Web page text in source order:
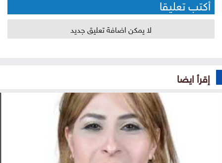
أكتب تعليقا
لا يمكن اضافة تعليق جديد
إقرأ ايضا